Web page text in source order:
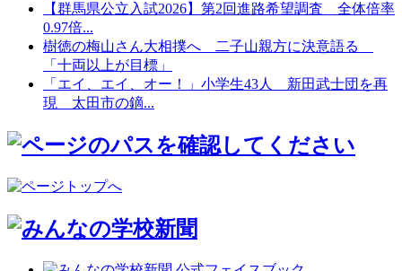
【群馬県公立入試2026】第2回進路希望調査 全体倍率
0.97倍...
樹徳の梅山さん大相撲へ 二子山親方に決意語る
「十両以上が目標」
「エイ、エイ、オー！」小学生43人 新田武士団を再
現 太田市の鏑...